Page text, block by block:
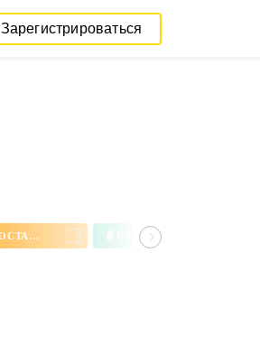
Зарегистрироваться
СЕРЬГИ НА АЛИЭКСПРЕСС С БЕСПЛАТНОЙ ДОСТАВКОЙ #